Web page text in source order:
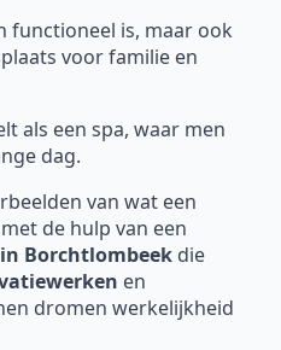
functioneel is, maar ook
voor familie en
als een spa, waar men
dag.
van wat een
de hulp van een
Borchtlombeek die
en
dromen werkelijkheid